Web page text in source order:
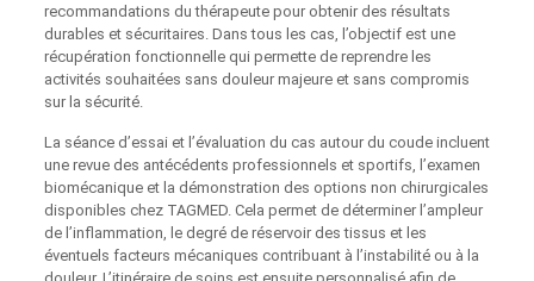
recommandations du thérapeute pour obtenir des résultats
durables et sécuritaires. Dans tous les cas, l’objectif est une
récupération fonctionnelle qui permette de reprendre les
activités souhaitées sans douleur majeure et sans compromis
sur la sécurité.
La séance d’essai et l’évaluation du cas autour du coude incluent
une revue des antécédents professionnels et sportifs, l’examen
biomécanique et la démonstration des options non chirurgicales
disponibles chez TAGMED. Cela permet de déterminer l’ampleur
de l’inflammation, le degré de réservoir des tissus et les
éventuels facteurs mécaniques contribuant à l’instabilité ou à la